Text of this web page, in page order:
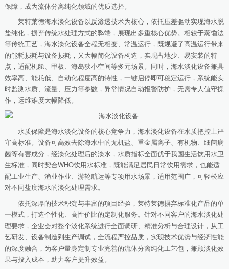
保障，成为流体分离纯化领域的优质选择。
莱特莱德海水淡化设备以反渗透技术为核心，依托压差驱动实现海水脱
盐纯化，摒弃传统水处理方式的弊端，展现出多重核心优势。相较于蒸馏法
等传统工艺，海水淡化设备全程无相变、常温运行，既规避了高温运行带来
的能耗损耗与设备损耗，又大幅简化设备构造，实现占地少、易安装的特
点，适配机舱、甲板、海岛狭小空间等多元场景。同时，海水淡化设备兼具
效率高、能耗低、自动化程度高的特性，一键启停即可稳定运行，系统能实
时监测水质、流量、压力等参数，异常情况自动报警防护，无需专人值守操
作，运维难度大幅降低。
水质保障是海水淡化设备的核心竞争力，海水淡化设备在水质把控上严
守高标准。设备可高效去除海水中的无机盐、重金属离子、有机物、细菌病
菌等有害成分，经淡化处理后的淡水，水质指标全面优于我国生活饮用水卫
生标准，同时契合WHO饮用水标准，既能满足居民日常饮用需求，也能适
配工业生产、渔业作业、游轮航运等专项用水场景，适用范围广，可轻松应
对不同盐度海水的淡化处理需求。
依托深厚的技术积淀与丰富的项目经验，莱特莱德摒弃标准化产品的单
一模式，打造个性化、高性价比的定制化服务。针对不同客户的海水淡化处
理要求，企业会对整个淡化系统进行全面调研、精准分析与合理设计，从工
艺研发、设备制造到生产调试，全流程严控品质，实现技术优势与经济性能
的深度融合，为客户量身定制专业完善的流体分离纯化工艺包，兼顾淡化效
果与投入成本，助力客户提升效益。